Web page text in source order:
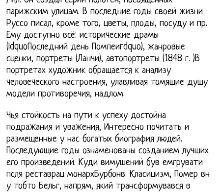
парижским улицам. В последние годы своей жизни
Руссо писал, кроме того, цветы, плоды, посуду и пр.
Ему доступно всё: исторические драмы
(ldquoПоследний день Помпеиrdquo), жанровые
сценки, портреты (Ланчи), автопортреты (1848 г. )В
портретах художник обращается к анализу
человеческого настроения, улавливая томящие душу
модели противоречия, надлом.
Чья стойкость на пути к успеху достойна
подражания и уважения, Интересно почитать и
размещенные у нас богатых биография людей.
Последующие годы ознаменованы созданием лучших
его произведений. Куди вимушений був емгрувати
псля реставрац монархБурбонв. Класицизм, Помер вн
у тобто Бельг, напрям, який трансформувався в